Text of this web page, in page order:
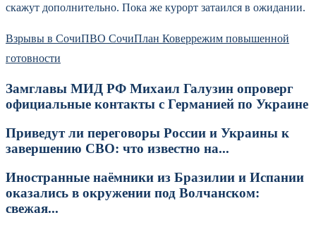
скажут дополнительно. Пока же курорт затаился в ожидании.
Взрывы в СочиПВО СочиПлан Коверрежим повышенной
готовности
Замглавы МИД РФ Михаил Галузин опроверг
официальные контакты с Германией по Украине
Приведут ли переговоры России и Украины к
завершению СВО: что известно на...
Иностранные наёмники из Бразилии и Испании
оказались в окружении под Волчанском:
свежая...